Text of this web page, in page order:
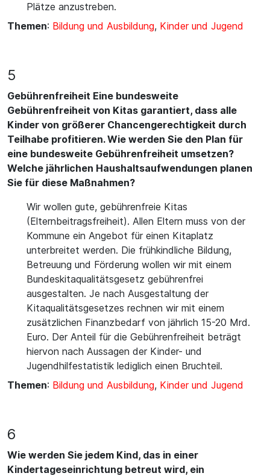
Plätze anzustreben.
Themen: Bildung und Ausbildung, Kinder und Jugend
5
Gebührenfreiheit Eine bundesweite
Gebührenfreiheit von Kitas garantiert, dass alle
Kinder von größerer Chancengerechtigkeit durch
Teilhabe profitieren. Wie werden Sie den Plan für
eine bundesweite Gebührenfreiheit umsetzen?
Welche jährlichen Haushaltsaufwendungen planen
Sie für diese Maßnahmen?
Wir wollen gute, gebührenfreie Kitas
(Elternbeitragsfreiheit). Allen Eltern muss von der
Kommune ein Angebot für einen Kitaplatz
unterbreitet werden. Die frühkindliche Bildung,
Betreuung und Förderung wollen wir mit einem
Bundeskitaqualitätsgesetz gebührenfrei
ausgestalten. Je nach Ausgestaltung der
Kitaqualitätsgesetzes rechnen wir mit einem
zusätzlichen Finanzbedarf von jährlich 15-20 Mrd.
Euro. Der Anteil für die Gebührenfreiheit beträgt
hiervon nach Aussagen der Kinder- und
Jugendhilfestatistik lediglich einen Bruchteil.
Themen: Bildung und Ausbildung, Kinder und Jugend
6
Wie werden Sie jedem Kind, das in einer
Kindertageseinrichtung betreut wird, ein